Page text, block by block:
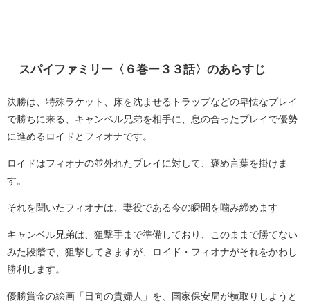
スパイファミリー〈６巻ー３３話〉のあらすじ
決勝は、特殊ラケット、床を沈ませるトラップなどの卑怯なプレイ
で勝ちに来る、キャンベル兄弟を相手に、息の合ったプレイで優勢
に進めるロイドとフィオナです。
ロイドはフィオナの並外れたプレイに対して、褒め言葉を掛けま
す。
それを聞いたフィオナは、妻役である今の瞬間を噛み締めます
キャンベル兄弟は、狙撃手まで準備しており、このままで勝てない
みた段階で、狙撃してきますが、ロイド・フィオナがそれをかわし
勝利します。
優勝賞金の絵画「日向の貴婦人」を、国家保安局が横取りしようと